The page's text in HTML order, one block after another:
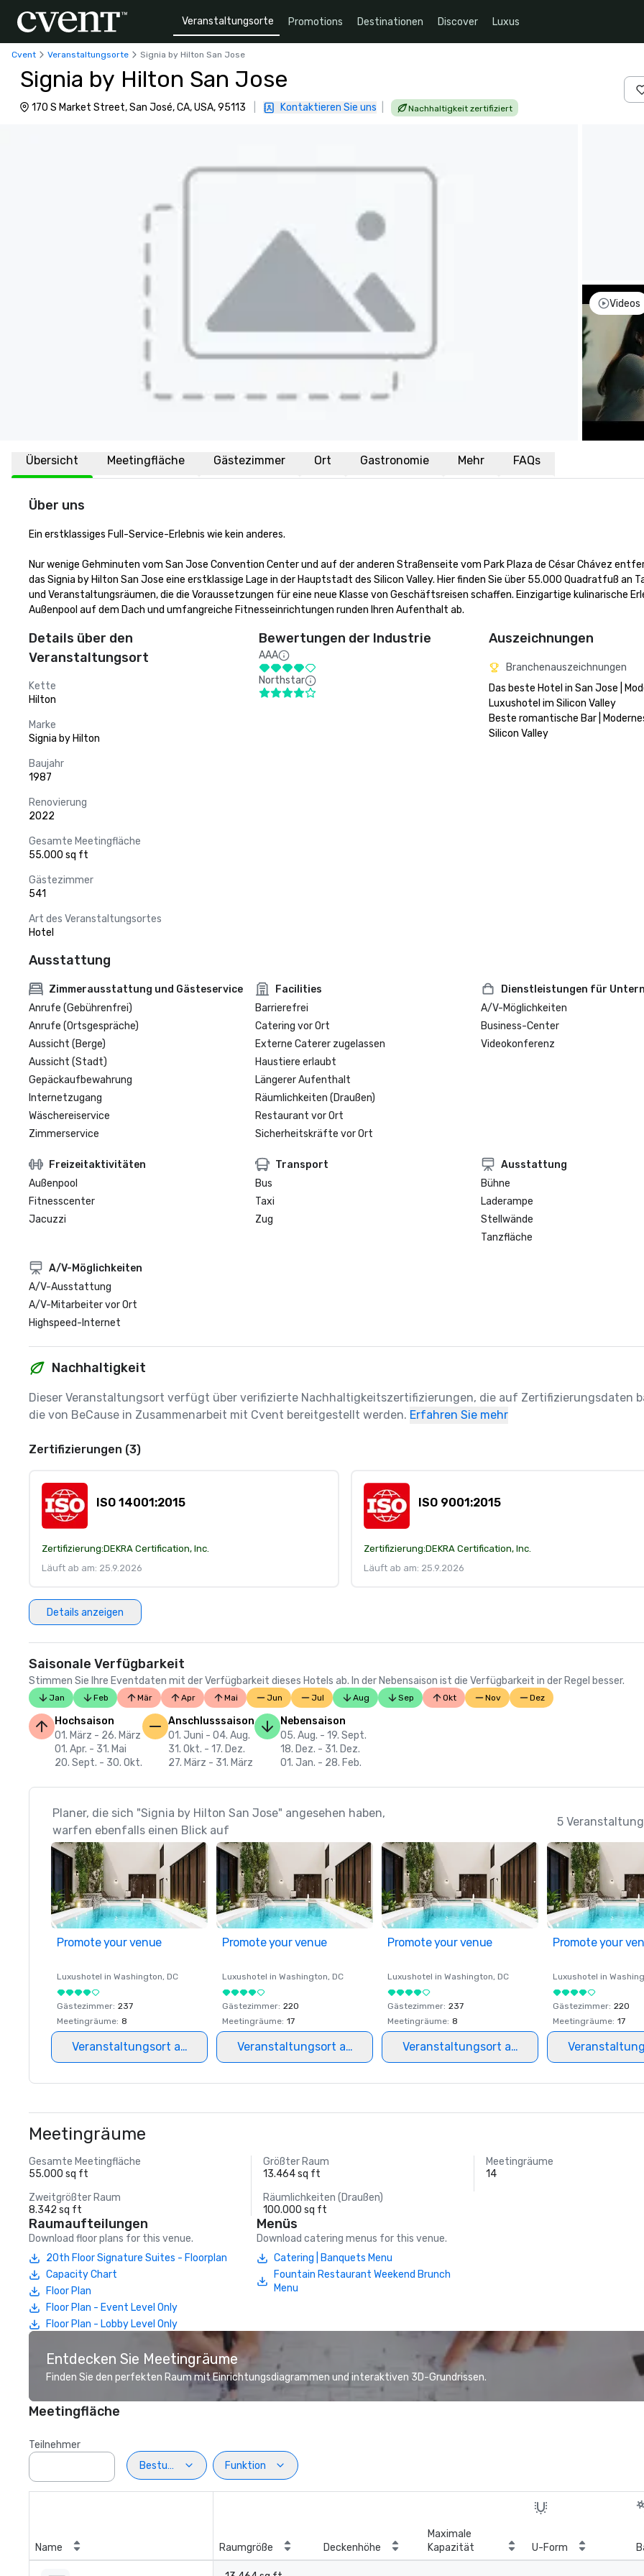
Veranstaltungsorte Promotions Destinationen Discover Luxus
Cvent Veranstaltungsorte Signia by Hilton San Jose
Signia by Hilton San Jose
170 S Market Street, San José, CA, USA, 95113 Kontaktieren Sie uns Nachhaltigkeit zertifiziert
Videos
Übersicht Meetingfläche Gästezimmer Ort Gastronomie Mehr FAQs
Über uns
Ein erstklassiges Full-Service-Erlebnis wie kein anderes.
Nur wenige Gehminuten vom San Jose Convention Center und auf der anderen Straßenseite vom Park Plaza de César Chávez
das Signia by Hilton San Jose eine erstklassige Lage in der Hauptstadt des Silicon Valley. Hier finden Sie über 55.000 Quadratfuß an
und Veranstaltungsräumen, die die Voraussetzungen für eine neue Klasse von Geschäftsreisen schaffen. Einzigartige kulinarische
Außenpool auf dem Dach und umfangreiche Fitnesseinrichtungen runden Ihren Aufenthalt ab.
Details über den
Veranstaltungsort
Kette
Hilton
Marke
Signia by Hilton
Baujahr
1987
Renovierung
2022
Gesamte Meetingfläche
55.000 sq ft
Gästezimmer
541
Art des Veranstaltungsortes
Hotel
Bewertungen der Industrie
AAA
Northstar
Auszeichnungen
Branchenauszeichnungen
Das beste Hotel in San Jose |
Luxushotel im Silicon Valley
Beste romantische Bar |
Ausstattung
Zimmerausstattung und Gästeservice
Anrufe (Gebührenfrei)
Anrufe (Ortsgespräche)
Aussicht (Berge)
Aussicht (Stadt)
Gepäckaufbewahrung
Internetzugang
Wäschereiservice
Zimmerservice
Facilities
Barrierefrei
Catering vor Ort
Externe Caterer zugelassen
Haustiere erlaubt
Längerer Aufenthalt
Räumlichkeiten (Draußen)
Restaurant vor Ort
Sicherheitskräfte vor Ort
Dienstleistungen für
A/V-Möglichkeiten
Business-Center
Videokonferenz
Freizeitaktivitäten
Außenpool
Fitnesscenter
Jacuzzi
Transport
Bus
Taxi
Zug
Ausstattung
Bühne
Laderampe
Stellwände
Tanzfläche
A/V-Möglichkeiten
A/V-Ausstattung
A/V-Mitarbeiter vor Ort
Highspeed-Internet
Nachhaltigkeit
Dieser Veranstaltungsort verfügt über verifizierte Nachhaltigkeitszertifizierungen, die auf Zertifizierungsdaten
die von BeCause in Zusammenarbeit mit Cvent bereitgestellt werden. Erfahren Sie mehr
Zertifizierungen (3)
ISO 14001:2015
Zertifizierung:DEKRA Certification, Inc.
Läuft ab am: 25.9.2026
ISO 9001:2015
Zertifizierung:DEKRA Certification, Inc.
Läuft ab am: 25.9.2026
Details anzeigen
Saisonale Verfügbarkeit
Stimmen Sie Ihre Eventdaten mit der Verfügbarkeit dieses Hotels ab. In der Nebensaison ist die Verfügbarkeit in der Regel besser.
Jan Feb Mär Apr Mai Jun Jul Aug Sep Okt Nov Dez
Hochsaison
01. März - 26. März
01. Apr. - 31. Mai
20. Sept. - 30. Okt.
Anschlusssaison
01. Juni - 04. Aug.
31. Okt. - 17. Dez.
27. März - 31. März
Nebensaison
05. Aug. - 19. Sept.
18. Dez. - 31. Dez.
01. Jan. - 28. Feb.
Planer, die sich "Signia by Hilton San Jose" angesehen haben,
warfen ebenfalls einen Blick auf
5
Promote your venue
Luxushotel in Washington, DC
Gästezimmer: 237
Meetingräume: 8
Veranstaltungsort auswählen
Promote your venue
Luxushotel in Washington, DC
Gästezimmer: 220
Meetingräume: 17
Veranstaltungsort auswählen
Promote your venue
Luxushotel in Washington, DC
Gästezimmer: 237
Meetingräume: 8
Veranstaltungsort auswählen
Promote your
Luxushotel in
Gästezimmer: 220
Meetingräume: 17
Meetingräume
Gesamte Meetingfläche
55.000 sq ft
Größter Raum
13.464 sq ft
Meetingräume
14
Zweitgrößter Raum
8.342 sq ft
Räumlichkeiten (Draußen)
100.000 sq ft
Raumaufteilungen
Download floor plans for this venue.
20th Floor Signature Suites - Floorplan
Capacity Chart
Floor Plan
Floor Plan - Event Level Only
Floor Plan - Lobby Level Only
Menüs
Download catering menus for this venue.
Catering | Banquets Menu
Fountain Restaurant Weekend Brunch
Menu
Entdecken Sie Meetingräume
Finden Sie den perfekten Raum mit Einrichtungsdiagrammen und interaktiven 3D-Grundrissen.
Meetingfläche
Teilnehmer
Bestuhlung
Funktion
Name Raumgröße Deckenhöhe
Maximale
Kapazität
U-Form